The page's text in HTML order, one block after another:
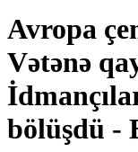
Avropa
Vətənə
bölüşdü -